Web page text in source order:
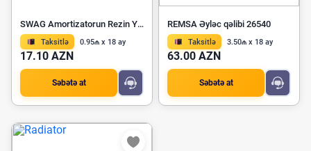
SWAG Amortizatorun Rezin Yastığı 10 94 0701
Taksitlə 0.95₼ x 18 ay
17.10 AZN
Səbətə at
REMSA Əyləc qəlibi 26540
Taksitlə 3.50₼ x 18 ay
63.00 AZN
Səbətə at